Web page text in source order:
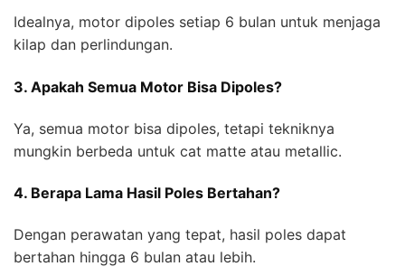
Idealnya, motor dipoles setiap 6 bulan untuk menjaga
kilap dan perlindungan.
3. Apakah Semua Motor Bisa Dipoles?
Ya, semua motor bisa dipoles, tetapi tekniknya
mungkin berbeda untuk cat matte atau metallic.
4. Berapa Lama Hasil Poles Bertahan?
Dengan perawatan yang tepat, hasil poles dapat
bertahan hingga 6 bulan atau lebih.